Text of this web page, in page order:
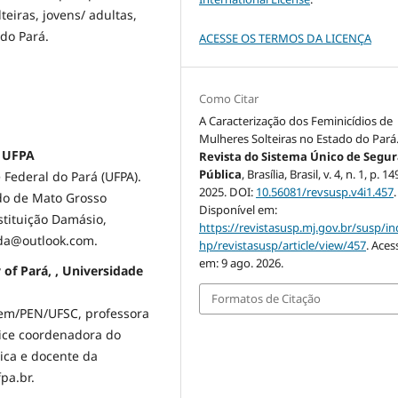
jovens/ adultas,
Pará.
do Pará (UFPA).
de Mato Grosso
Damásio,
Pará, , Universidade
PEN/UFSC, professora
coordenadora do
e docente da
ACESSE OS TERMOS DA LICENÇA
Como Citar
A Caracterização dos Feminicídios de
Mulheres Solteiras no Estado do
Revista do Sistema Único de
Pública, Brasília, Brasil, v. 4, n. 1, p.
2025. DOI: 10.56081/revsusp.v4i1.457.
Disponível em:
https://revistasusp.mj.gov.br/susp/
hp/revistasusp/article/view/457.
em: 9 ago. 2026.
Formatos de Citação